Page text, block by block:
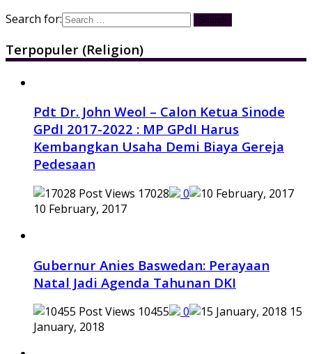
Search for:
Terpopuler (Religion)
Pdt Dr. John Weol – Calon Ketua Sinode
GPdI 2017-2022 : MP GPdI Harus
Kembangkan Usaha Demi Biaya Gereja
Pedesaan
17028
0
10 February, 2017
Gubernur Anies Baswedan: Perayaan
Natal Jadi Agenda Tahunan DKI
10455 0
15
January, 2018